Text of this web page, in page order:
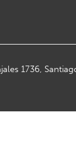
1736,